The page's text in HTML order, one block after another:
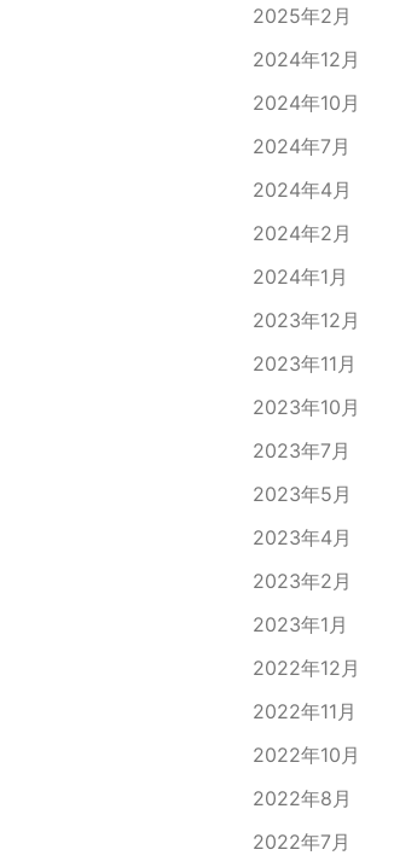
2025年2月
2024年12月
2024年10月
2024年7月
2024年4月
2024年2月
2024年1月
2023年12月
2023年11月
2023年10月
2023年7月
2023年5月
2023年4月
2023年2月
2023年1月
2022年12月
2022年11月
2022年10月
2022年8月
2022年7月